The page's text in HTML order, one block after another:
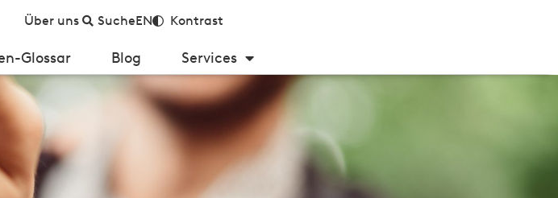
Über uns SucheEN Kontrast
Glossar Blog Services